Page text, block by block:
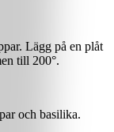
Lägg på en plåt
till 200°.
och basilika.